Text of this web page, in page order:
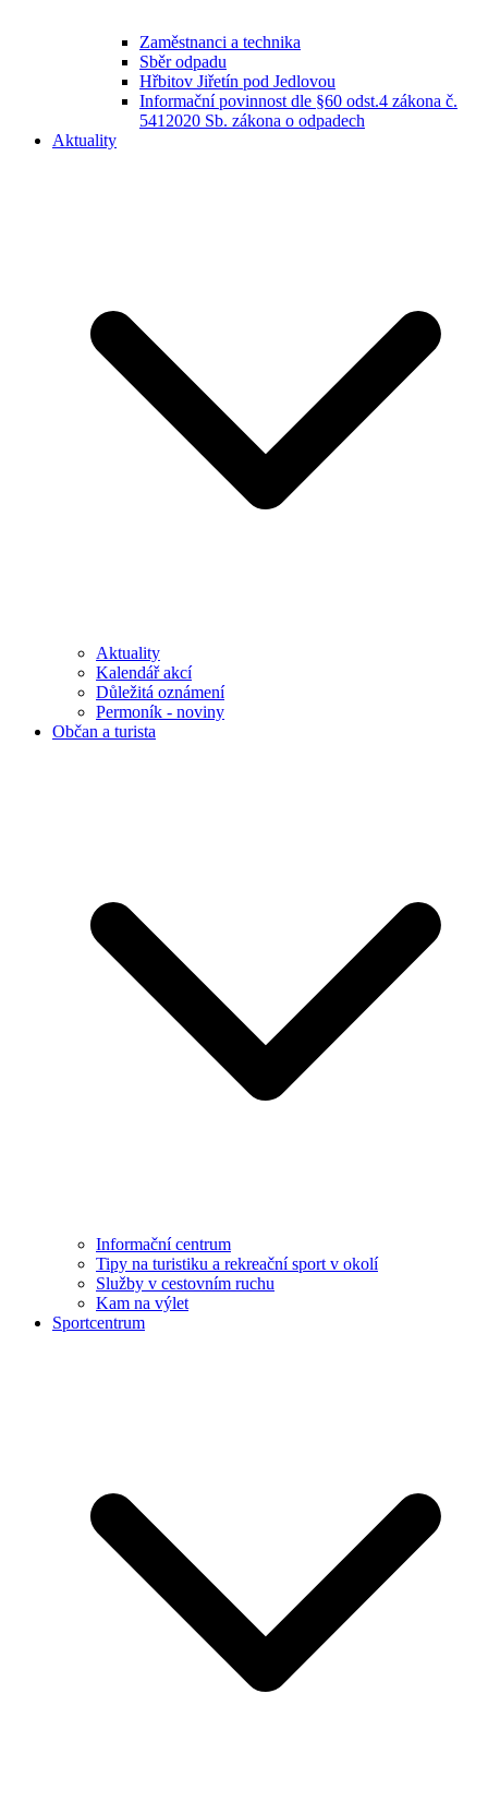
Zaměstnanci a technika
Sběr odpadu
Hřbitov Jiřetín pod Jedlovou
Informační povinnost dle §60 odst.4 zákona č.
5412020 Sb. zákona o odpadech
Aktuality
Aktuality
Kalendář akcí
Důležitá oznámení
Permoník - noviny
Občan a turista
Informační centrum
Tipy na turistiku a rekreační sport v okolí
Služby v cestovním ruchu
Kam na výlet
Sportcentrum